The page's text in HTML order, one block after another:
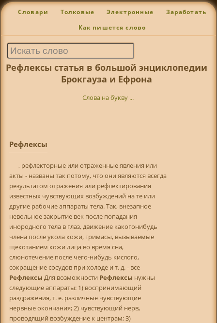
Словари Толковые Электронные Заработать
Как пишется слово
Рефлексы статья в большой энциклопедии
Брокгауза и Ефрона
Слова на букву ...
Рефлексы
, рефлекторные или отраженные явления или
акты - названы так потому, что они являются всегда
результатом отражения или рефлектирования
известных чувствующих возбуждений на те или
другие рабочие аппараты тела. Так, внезапное
невольное закрытие век после попадания
инородного тела в глаз, движение какогонибудь
члена после укола кожи, гримасы, вызываемые
щекотанием кожи лица во время сна,
слюнотечение после чего-нибудь кислого,
сокращение сосудов при холоде и т. д. - все
Рефлексы Для возможности Рефлексы нужны
следующие аппараты: 1) воспринимающий
раздражения, т. е. различные чувствующие
нервные окончания; 2) чувствующий нерв,
проводящий возбуждение к центрам; 3)